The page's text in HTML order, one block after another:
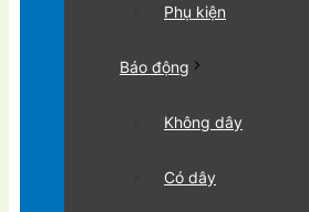
Phụ kiện
Báo động
Không dây
Có dây